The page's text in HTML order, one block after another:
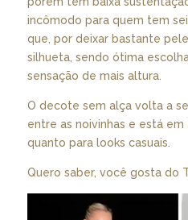
incômodo para quem tem
que, por deixar bastante
silhueta, sendo ótima
sensação de mais altura.
O decote sem alça volta a
entre as noivinhas e está
quanto para looks casuais.
Quero saber, você gosta do